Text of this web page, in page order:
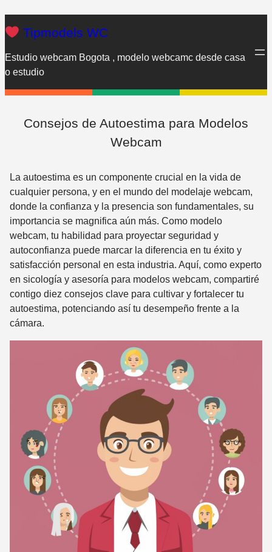
al
contenido
Tipmodels WC
Estudio webcam Bogota , modelo webcamc desde casa
o estudio
Consejos de Autoestima para Modelos
Webcam
La autoestima es un componente crucial en la vida de
cualquier persona, y en el mundo del modelaje webcam,
donde la confianza y la presencia son fundamentales, su
importancia se magnifica aún más. Como modelo
webcam, tu habilidad para proyectar seguridad y
autoconfianza puede marcar la diferencia en tu éxito y
satisfacción personal en esta industria. Aquí, como experto
en sicología y asesoría para modelos webcam, compartiré
contigo diez consejos clave para cultivar y fortalecer tu
autoestima, potenciando así tu desempeño frente a la
cámara.